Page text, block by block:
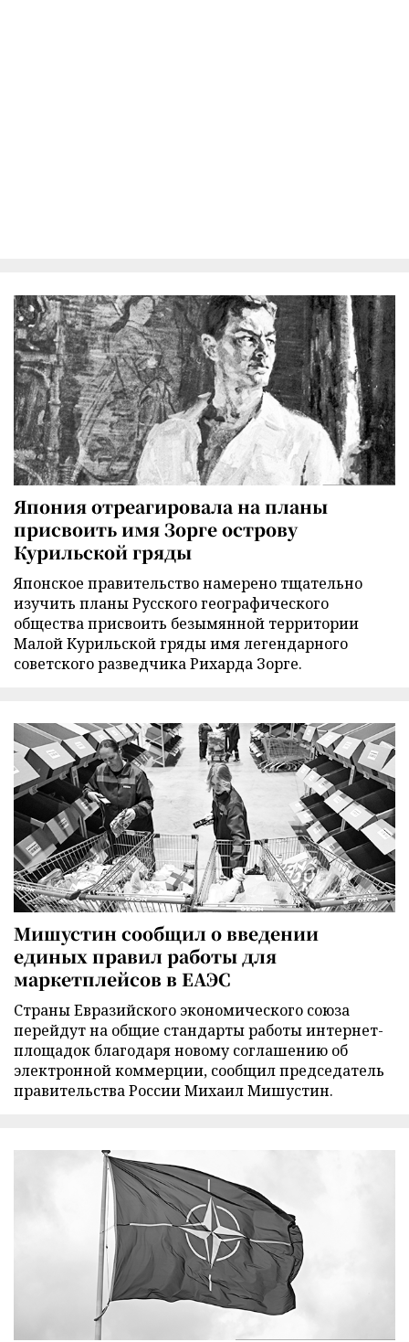
Япония отреагировала на планы
присвоить имя Зорге острову
Курильской гряды
Японское правительство намерено тщательно
изучить планы Русского географического
общества присвоить безымянной территории
Малой Курильской гряды имя легендарного
советского разведчика Рихарда Зорге.
Мишустин сообщил о введении
единых правил работы для
маркетплейсов в ЕАЭС
Страны Евразийского экономического союза
перейдут на общие стандарты работы интернет-
площадок благодаря новому соглашению об
электронной коммерции, сообщил председатель
правительства России Михаил Мишустин.